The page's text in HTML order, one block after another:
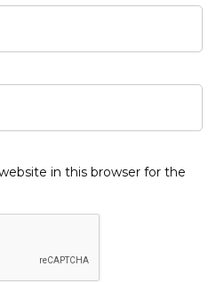
in this browser for the